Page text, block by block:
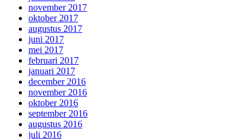
november 2017
oktober 2017
augustus 2017
juni 2017
mei 2017
februari 2017
januari 2017
december 2016
november 2016
oktober 2016
september 2016
augustus 2016
juli 2016